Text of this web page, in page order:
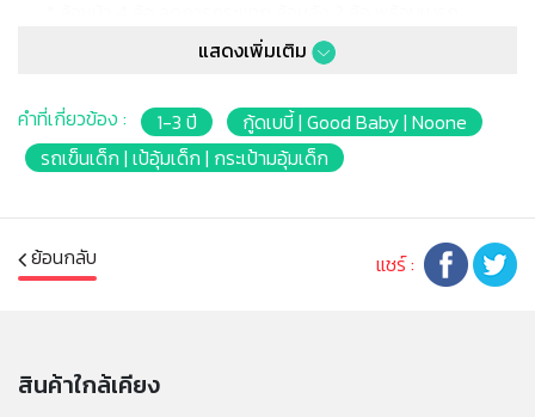
* ตัวล็อคด้านหน้าถอดออกได้
* ขนาดลัง: 39x14.5x84.5cm.
* รับน้ำหนักได้ 75 kg.
สินค้าอาจมีการเปลี่ยนแปลงลวดลาย สีสันบนผลิตภัณฑ์ หรือ
แสดงเพิ่มเติม
คำที่เกี่ยวข้อง : 1-3 ปี
กู้ดเบบี้ | Good Baby | Noone
รถเข็นเด็ก | เป้อุ้มเด็ก | กระเป้ามอุ้มเด็ก
ย้อนกลับ แชร์ :
สินค้าใกล้เคียง